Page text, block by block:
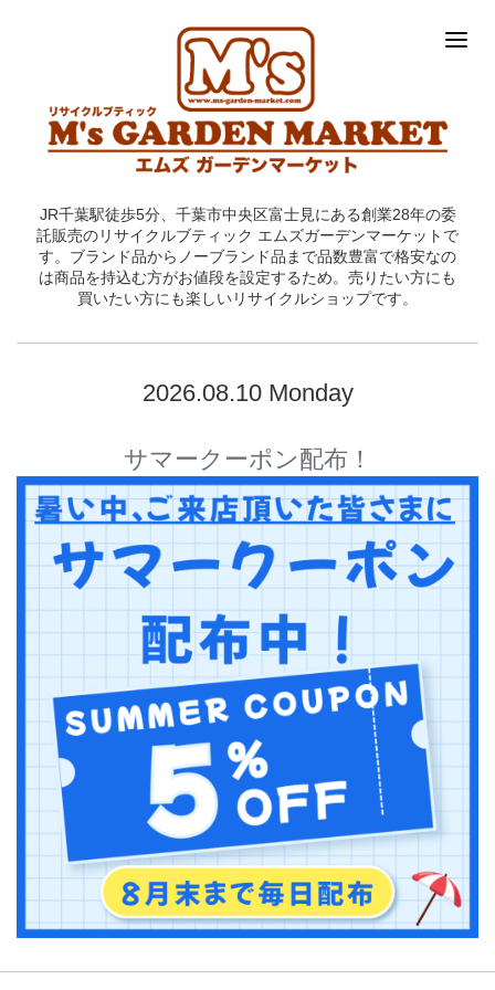
JR千葉駅徒歩5分、千葉市中央区富士見にある創業28年の委
託販売のリサイクルブティック エムズガーデンマーケットで
す。ブランド品からノーブランド品まで品数豊富で格安なの
は商品を持込む方がお値段を設定するため。売りたい方にも
買いたい方にも楽しいリサイクルショップです。
2026.08.10 Monday
サマークーポン配布！